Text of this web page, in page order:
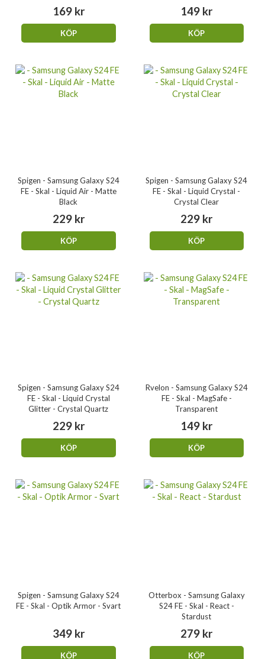
169 kr
KÖP
149 kr
KÖP
Spigen - Samsung Galaxy S24
FE - Skal - Liquid Air - Matte
Black
229 kr
KÖP
Spigen - Samsung Galaxy S24
FE - Skal - Liquid Crystal -
Crystal Clear
229 kr
KÖP
Spigen - Samsung Galaxy S24
FE - Skal - Liquid Crystal
Glitter - Crystal Quartz
229 kr
KÖP
Rvelon - Samsung Galaxy S24
FE - Skal - MagSafe -
Transparent
149 kr
KÖP
Spigen - Samsung Galaxy S24
FE - Skal - Optik Armor - Svart
349 kr
KÖP
Otterbox - Samsung Galaxy
S24 FE - Skal - React -
Stardust
279 kr
KÖP